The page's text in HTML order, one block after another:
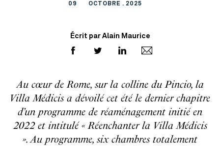
09 OCTOBRE . 2025
Écrit par Alain Maurice
Au cœur de Rome, sur la colline du Pincio, la
Villa Médicis a dévoilé cet été le dernier chapitre
d’un programme de réaménagement initié en
2022 et intitulé « Réenchanter la Villa Médicis
». Au programme, six chambres totalement